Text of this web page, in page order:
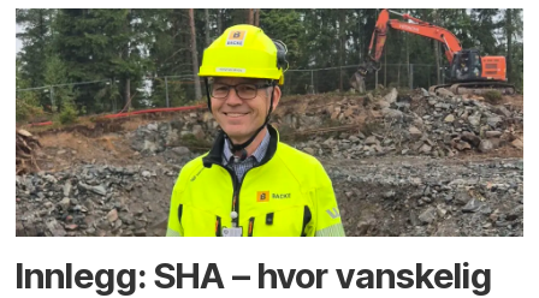
Innlegg: SHA – hvor vanskelig